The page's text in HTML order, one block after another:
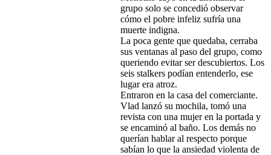
grupo solo se concedió observar
cómo el pobre infeliz sufría una
muerte indigna.
La poca gente que quedaba, cerraba
sus ventanas al paso del grupo, como
queriendo evitar ser descubiertos. Los
seis stalkers podían entenderlo, ese
lugar era atroz.
Entraron en la casa del comerciante.
Vlad lanzó su mochila, tomó una
revista con una mujer en la portada y
se encaminó al baño. Los demás no
querían hablar al respecto porque
sabían lo que la ansiedad violenta de